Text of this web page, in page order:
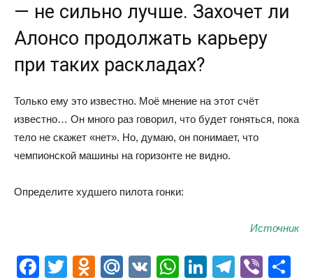
— не сильно лучше. Захочет ли
Алонсо продолжать карьеру
при таких раскладах?
Только ему это известно. Моё мнение на этот счёт
известно… Он много раз говорил, что будет гоняться, пока
тело не скажет «нет». Но, думаю, он понимает, что
чемпионской машины на горизонте не видно.
Определите худшего пилота гонки:
Источник
Facebook
Twitter
Odnoklassniki
Mail.Ru
VK WhatsApp
LinkedIn